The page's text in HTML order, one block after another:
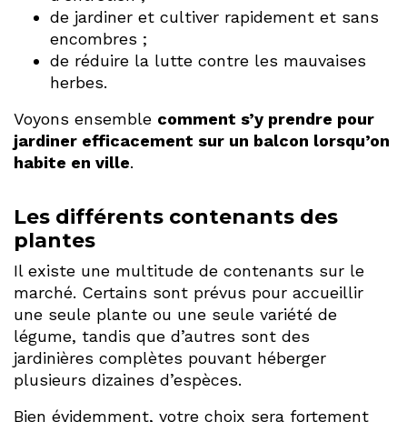
de jardiner et cultiver rapidement et sans
encombres ;
de réduire la lutte contre les mauvaises
herbes.
Voyons ensemble comment s’y prendre pour
jardiner efficacement sur un balcon lorsqu’on
habite en ville.
Les différents contenants des
plantes
Il existe une multitude de contenants sur le
marché. Certains sont prévus pour accueillir
une seule plante ou une seule variété de
légume, tandis que d’autres sont des
jardinières complètes pouvant héberger
plusieurs dizaines d’espèces.
Bien évidemment, votre choix sera fortement